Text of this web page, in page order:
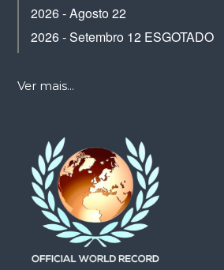
2026 - Agosto 22
2026 - Setembro 12 ESGOTADO
Ver mais...